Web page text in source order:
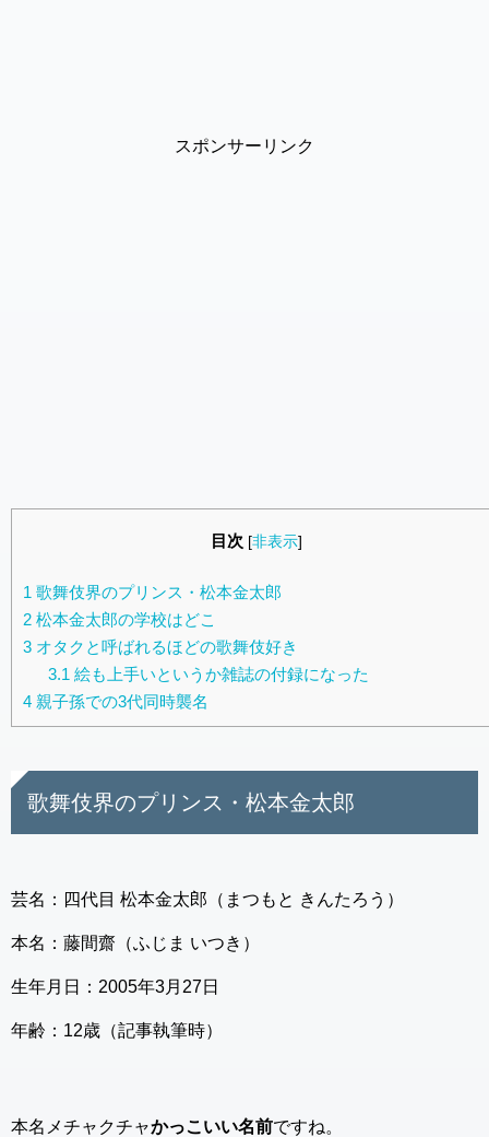
スポンサーリンク
目次 [非表示]
1 歌舞伎界のプリンス・松本金太郎
2 松本金太郎の学校はどこ
3 オタクと呼ばれるほどの歌舞伎好き
3.1 絵も上手いというか雑誌の付録になった
4 親子孫での3代同時襲名
歌舞伎界のプリンス・松本金太郎
芸名：四代目 松本金太郎（まつもと きんたろう）
本名：藤間齋（ふじま いつき）
生年月日：2005年3月27日
年齢：12歳（記事執筆時）
本名メチャクチャかっこいい名前ですね。